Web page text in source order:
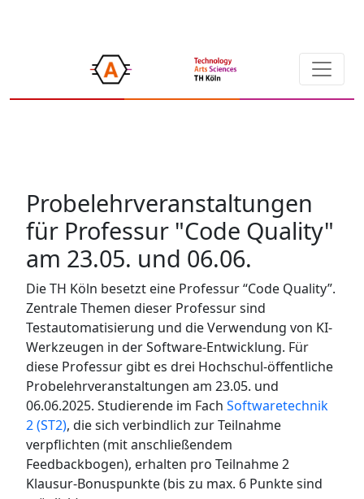
Probelehrveranstaltungen
für Professur "Code Quality"
am 23.05. und 06.06.
Die TH Köln besetzt eine Professur “Code Quality”.
Zentrale Themen dieser Professur sind
Testautomatisierung und die Verwendung von KI-
Werkzeugen in der Software-Entwicklung. Für
diese Professur gibt es drei Hochschul-öffentliche
Probelehrveranstaltungen am 23.05. und
06.06.2025. Studierende im Fach Softwaretechnik
2 (ST2), die sich verbindlich zur Teilnahme
verpflichten (mit anschließendem
Feedbackbogen), erhalten pro Teilnahme 2
Klausur-Bonuspunkte (bis zu max. 6 Punkte sind